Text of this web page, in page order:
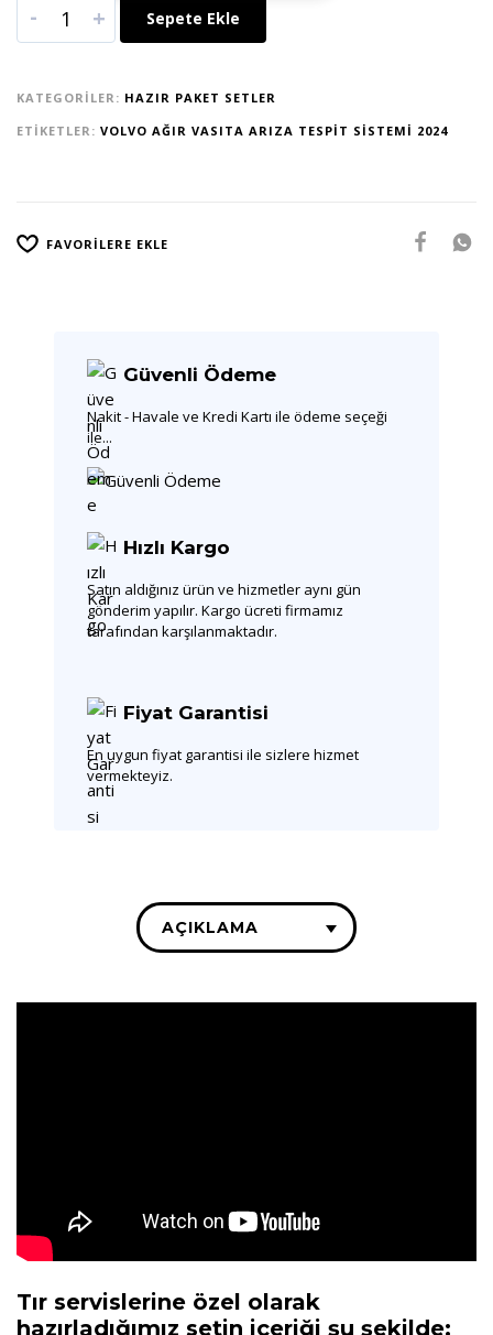
- + Sepete Ekle
KATEGORILER: HAZIR PAKET SETLER
ETIKETLER: VOLVO AĞIR VASITA ARIZA TESPIT SISTEMI 2024
FAVORILERE EKLE
Güvenli Ödeme
Nakit - Havale ve Kredi Kartı ile ödeme seçeği
ile...
Hızlı Kargo
Satın aldığınız ürün ve hizmetler aynı gün
gönderim yapılır. Kargo ücreti firmamız
tarafından karşılanmaktadır.
Fiyat Garantisi
En uygun fiyat garantisi ile sizlere hizmet
vermekteyiz.
AÇIKLAMA
Tır servislerine özel olarak
hazırladığımız setin içeriği şu şekilde: